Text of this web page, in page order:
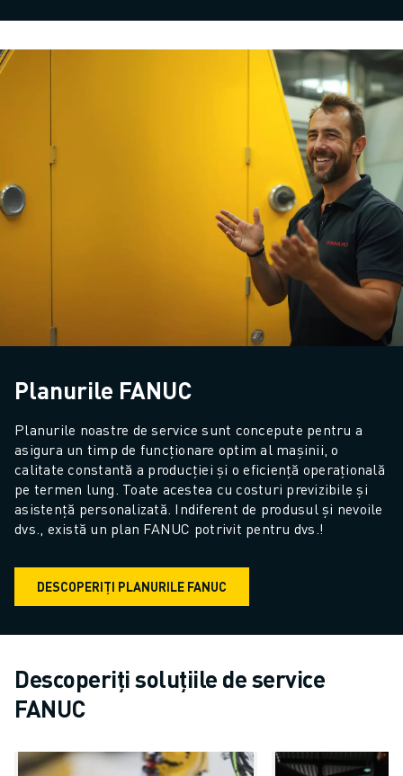
Planurile FANUC
Planurile noastre de service sunt concepute pentru a
asigura un timp de funcționare optim al mașinii, o
calitate constantă a producției și o eficiență operațională
pe termen lung. Toate acestea cu costuri previzibile și
asistență personalizată. Indiferent de produsul și nevoile
dvs., există un plan FANUC potrivit pentru dvs.!
DESCOPERIȚI PLANURILE FANUC
Descoperiți soluțiile de service
FANUC